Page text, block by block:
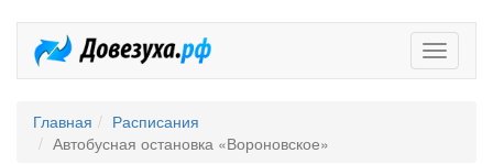
Главная
Расписания
Автобусная остановка «Вороновское»